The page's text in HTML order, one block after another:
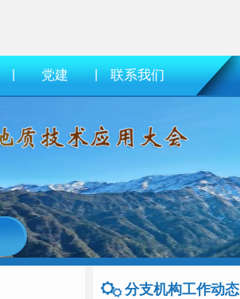
| 党建 | 联系我们
分支机构工作动态